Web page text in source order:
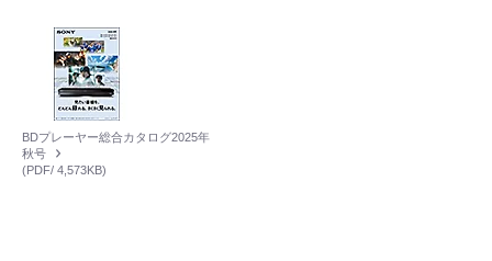
BDプレーヤー総合カタログ2025年
秋号
(PDF/ 4,573KB)